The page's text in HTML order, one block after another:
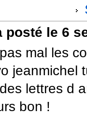
posté le 6
mal les
jeanmichel
lettres d
bon !